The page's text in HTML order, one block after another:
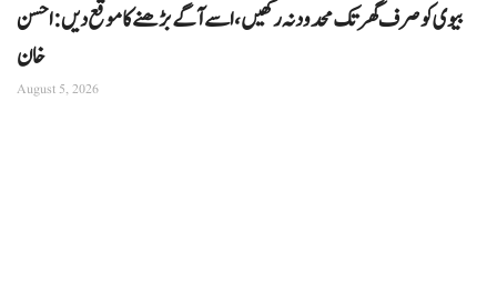
بیوی کو صرف گھر تک محدود نہ رکھیں، اسے آگے بڑھنے کا موقع دیں: احسن
خان
August 5, 2026